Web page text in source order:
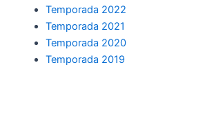
Temporada 2022
Temporada 2021
Temporada 2020
Temporada 2019